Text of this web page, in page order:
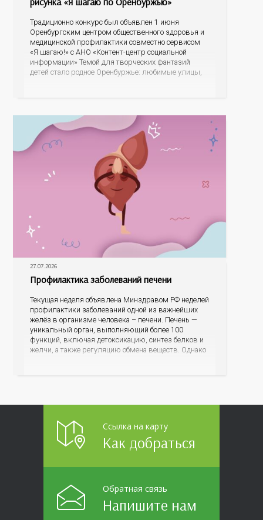
Традиционно конкурс был объявлен 1 июня
Оренбургским центром общественного здоровья и
медицинской профилактики совместно сервисом
«Я шагаю!» с АНО «Контент-центр социальной
информации» Темой для творческих фантазий
детей стало родное Оренбуржье: любимые улицы,
27.07.2026
Профилактика заболеваний печени
Текущая неделя объявлена Минздравом РФ неделей
профилактики заболеваний одной из важнейших
желёз в организме человека – печени. Печень —
уникальный орган, выполняющий более 100
функций, включая детоксикацию, синтез белков и
желчи, а также регуляцию обмена веществ. Однако
Ссылка на карту
Как добраться
Обратная связь
Напишите нам